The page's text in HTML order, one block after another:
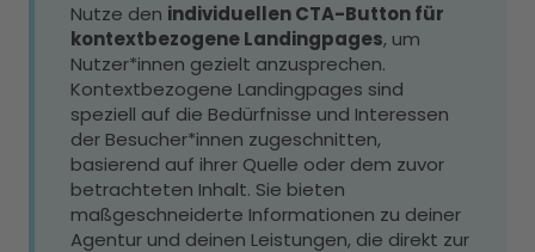
Nutze den individuellen CTA-Button für
kontextbezogene Landingpages, um
Nutzer*innen gezielt anzusprechen.
Kontextbezogene Landingpages sind
speziell auf die Bedürfnisse und Interessen
der Besucher*innen zugeschnitten,
basierend auf ihrer Quelle oder dem zuvor
betrachteten Inhalt. Sie bieten
maßgeschneiderte Informationen zu deiner
Agentur und deinen Leistungen, die direkt zur